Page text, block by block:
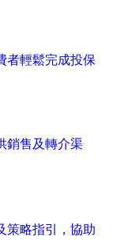
者輕鬆完成投保
銷售及轉介渠
策略指引，協助